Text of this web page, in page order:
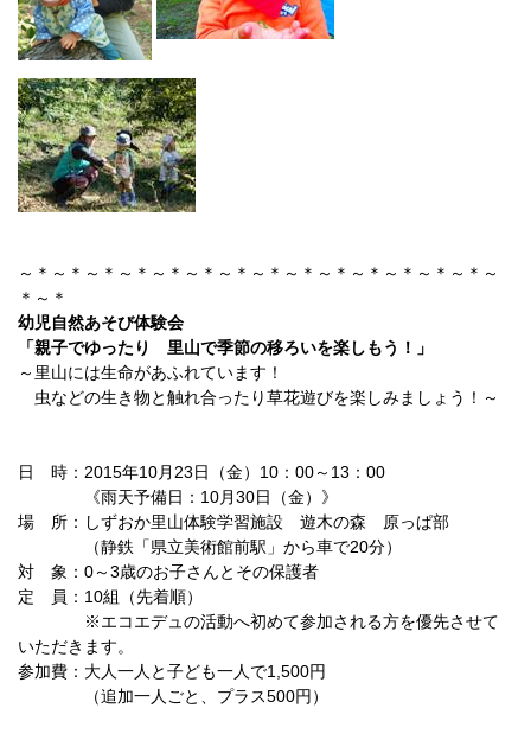
～＊～＊～＊～＊～＊～＊～＊～＊～＊～＊～＊～＊～＊～＊～
＊～＊
幼児自然あそび体験会
「親子でゆったり 里山で季節の移ろいを楽しもう！」
～里山には生命があふれています！
虫などの生き物と触れ合ったり草花遊びを楽しみましょう！～
日 時：2015年10月23日（金）10：00～13：00
《雨天予備日：10月30日（金）》
場 所：しずおか里山体験学習施設 遊木の森 原っぱ部
（静鉄「県立美術館前駅」から車で20分）
対 象：0～3歳のお子さんとその保護者
定 員：10組（先着順）
※エコエデュの活動へ初めて参加される方を優先させて
いただきます。
参加費：大人一人と子ども一人で1,500円
（追加一人ごと、プラス500円）